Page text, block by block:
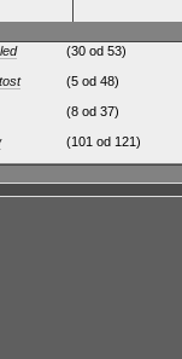
(30 od 53)
(5 od 48)
(8 od 37)
(101 od 121)